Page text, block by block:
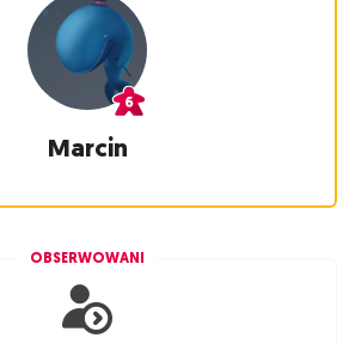
Marcin
OBSERWOWANI